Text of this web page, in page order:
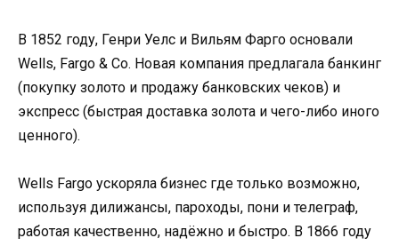
В 1852 году, Генри Уелс и Вильям Фарго основали
Wells, Fargo & Co. Новая компания предлагала банкинг
(покупку золото и продажу банковских чеков) и
экспресс (быстрая доставка золота и чего-либо иного
ценного).
Wells Fargo ускоряла бизнес где только возможно,
используя дилижансы, пароходы, пони и телеграф,
работая качественно, надёжно и быстро. В 1866 году